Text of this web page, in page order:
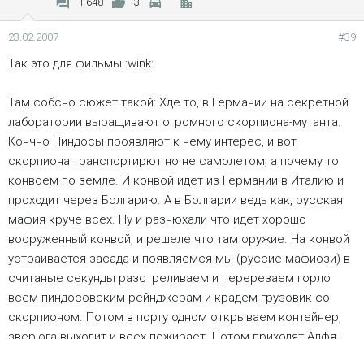
23.02.2007 #39
Так это для фильмы :wink:
Там собсно сюжет такой: Хде то, в Германии на секретной
лаборатории выращивают огромного скорпиона-мутанта.
Кончно Пиндосы проявляют к нему интерес, и вот
скорпиона транспортирют но не самолетом, а почему то
конвоем по земле. И конвой идет из Германии в Италию и
проходит через Болгарию. А в Болгарии ведь как, русская
мафия круче всех. Ну и разнюхали что идет хорошо
вооруженный конвой, и решеле что там оружие. На конвой
устраивается засада и появляемся мы (руссие мафиози) в
считаные секунды разстреливаем и перерезаем горло
всем пиндосовским рейнджерам и крадем грузовик со
скорпионом. Потом в порту одном открываем контейнер,